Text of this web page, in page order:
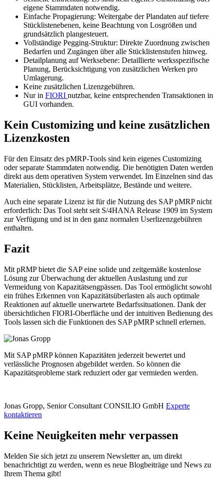
eigene Stammdaten notwendig.
Einfache Propagierung: Weitergabe der Plandaten auf tiefere
Stücklistenebenen, keine Beachtung von Losgrößen und
grundsätzlich plangesteuert.
Vollständige Pegging-Struktur: Direkte Zuordnung zwischen
Bedarfen und Zugängen über alle Stücklistenstufen hinweg.
Detailplanung auf Werksebene: Detaillierte werksspezifische
Planung, Berücksichtigung von zusätzlichen Werken pro
Umlagerung.
Keine zusätzlichen Lizenzgebühren.
Nur in FIORI nutzbar, keine entsprechenden Transaktionen in
GUI vorhanden.
Kein Customizing und keine zusätzlichen
Lizenzkosten
Für den Einsatz des pMRP-Tools sind kein eigenes Customizing
oder separate Stammdaten notwendig. Die benötigten Daten werden
direkt aus dem operativen System verwendet. Im Einzelnen sind das
Materialien, Stücklisten, Arbeitsplätze, Bestände und weitere.
Auch eine separate Lizenz ist für die Nutzung des SAP pMRP nicht
erforderlich: Das Tool steht seit S/4HANA Release 1909 im System
zur Verfügung und ist in den ganz normalen Userlizenzgebühren
enthalten.
Fazit
Mit pRMP bietet die SAP eine solide und zeitgemäße kostenlose
Lösung zur Überwachung der aktuellen Auslastung und zur
Vermeidung von Kapazitätsengpässen. Das Tool ermöglicht sowohl
ein frühes Erkennen von Kapazitätsüberlasten als auch optimale
Reaktionen auf aktuelle unerwartete Bedarfssituationen. Dank der
übersichtlichen FIORI-Oberfläche und der intuitiven Bedienung des
Tools lassen sich die Funktionen des SAP pMRP schnell erlernen.
Mit SAP pMRP können Kapazitäten jederzeit bewertet und
verlässliche Prognosen abgebildet werden. So können die
Kapazitätsprobleme stark reduziert oder gar vermieden werden.
Jonas Gropp, Senior Consultant CONSILIO GmbH Experte
kontaktieren
Keine Neuigkeiten mehr verpassen
Melden Sie sich jetzt zu unserem Newsletter an, um direkt
benachrichtigt zu werden, wenn es neue Blogbeiträge und News zu
Ihrem Thema gibt!